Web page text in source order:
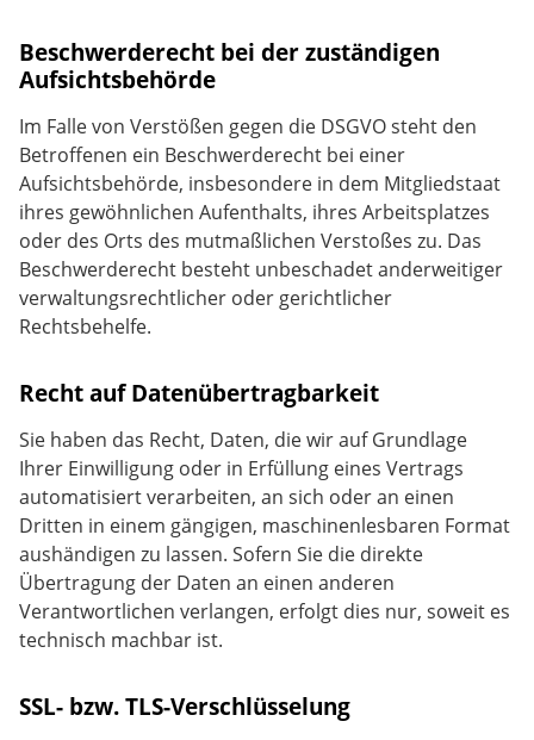
Beschwerde­recht bei der zuständigen
Aufsichts­behörde
Im Falle von Verstößen gegen die DSGVO steht den
Betroffenen ein Beschwerderecht bei einer
Aufsichtsbehörde, insbesondere in dem Mitgliedstaat
ihres gewöhnlichen Aufenthalts, ihres Arbeitsplatzes
oder des Orts des mutmaßlichen Verstoßes zu. Das
Beschwerderecht besteht unbeschadet anderweitiger
verwaltungsrechtlicher oder gerichtlicher
Rechtsbehelfe.
Recht auf Daten­übertrag­barkeit
Sie haben das Recht, Daten, die wir auf Grundlage
Ihrer Einwilligung oder in Erfüllung eines Vertrags
automatisiert verarbeiten, an sich oder an einen
Dritten in einem gängigen, maschinenlesbaren Format
aushändigen zu lassen. Sofern Sie die direkte
Übertragung der Daten an einen anderen
Verantwortlichen verlangen, erfolgt dies nur, soweit es
technisch machbar ist.
SSL- bzw. TLS-Verschlüsselung